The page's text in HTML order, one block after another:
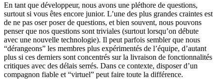
En tant que développeur, nous avons une pléthore de questions,
surtout si vous êtes encore junior. L’une des plus grandes craintes est
de ne pas oser poser de questions, et bien souvent, nous pouvons
penser que nos questions sont triviales (surtout lorsqu’on débute
avec une nouvelle technologie). Il peut parfois sembler que nous
“dérangeons” les membres plus expérimentés de l’équipe, d’autant
plus si ces derniers sont concentrés sur la livraison de fonctionnalités
critiques avec des délais serrés. Dans ce contexte, disposer d’un
compagnon fiable et “virtuel” peut faire toute la différence.